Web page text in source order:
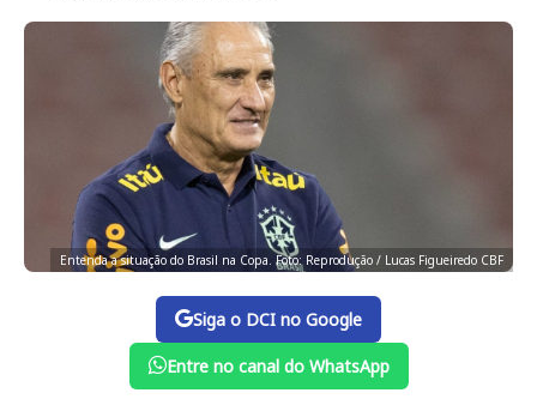
Entenda a situação do Brasil na Copa. Foto: Reprodução / Lucas Figueiredo CBF
Siga o DCI no Google
Entre no canal do WhatsApp